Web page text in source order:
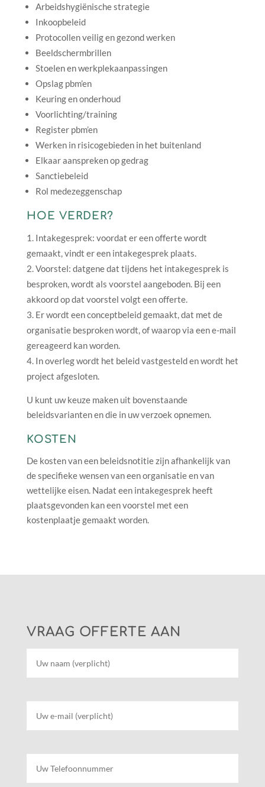
Arbeidshygiënische strategie
Inkoopbeleid
Protocollen veilig en gezond werken
Beeldschermbrillen
Stoelen en werkplekaanpassingen
Opslag pbm’en
Keuring en onderhoud
Voorlichting/training
Register pbm’en
Werken in risicogebieden in het buitenland
Elkaar aanspreken op gedrag
Sanctiebeleid
Rol medezeggenschap
HOE VERDER?
Intakegesprek: voordat er een offerte wordt
gemaakt, vindt er een intakegesprek plaats.
Voorstel: datgene dat tijdens het intakegesprek is
besproken, wordt als voorstel aangeboden. Bij een
akkoord op dat voorstel volgt een offerte.
Er wordt een conceptbeleid gemaakt, dat met de
organisatie besproken wordt, of waarop via een e-mail
gereageerd kan worden.
In overleg wordt het beleid vastgesteld en wordt het
project afgesloten.
U kunt uw keuze maken uit bovenstaande
beleidsvarianten en die in uw verzoek opnemen.
KOSTEN
De kosten van een beleidsnotitie zijn afhankelijk van
de specifieke wensen van een organisatie en van
wettelijke eisen. Nadat een intakegesprek heeft
plaatsgevonden kan een voorstel met een
kostenplaatje gemaakt worden.
VRAAG OFFERTE AAN